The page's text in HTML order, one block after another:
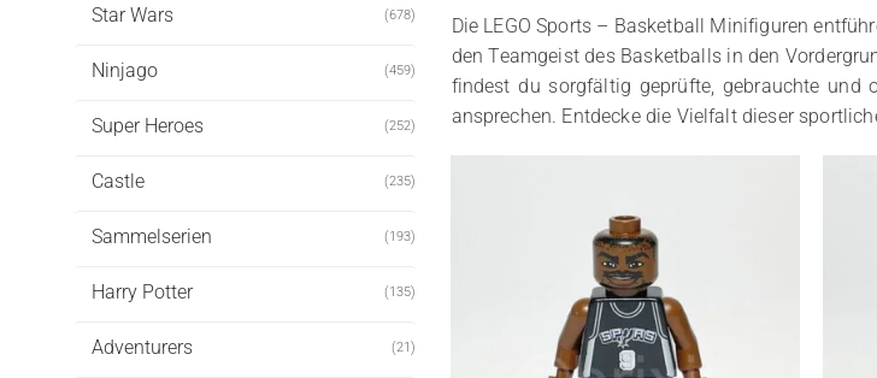
Star Wars (678)
Ninjago (459)
Super Heroes (252)
Castle (235)
Sammelserien (193)
Harry Potter (135)
Adventurers (21)
Die LEGO Sports – Basketball Minifiguren
den Teamgeist des Basketballs in den
findest du sorgfältig geprüfte, gebrauchte und
ansprechen. Entdecke die Vielfalt dieser